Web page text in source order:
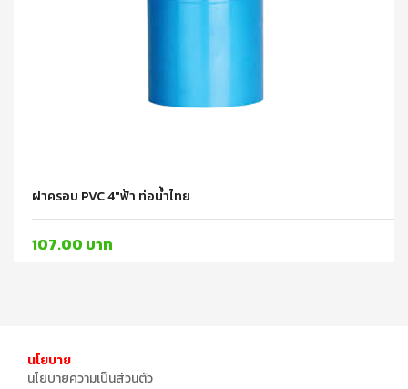
ฝาครอบ PVC 4"ฟ้า ท่อน้ำไทย
107.00 บาท
นโยบาย
นโยบายความเป็นส่วนตัว